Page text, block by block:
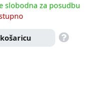
slobodna za posudbu